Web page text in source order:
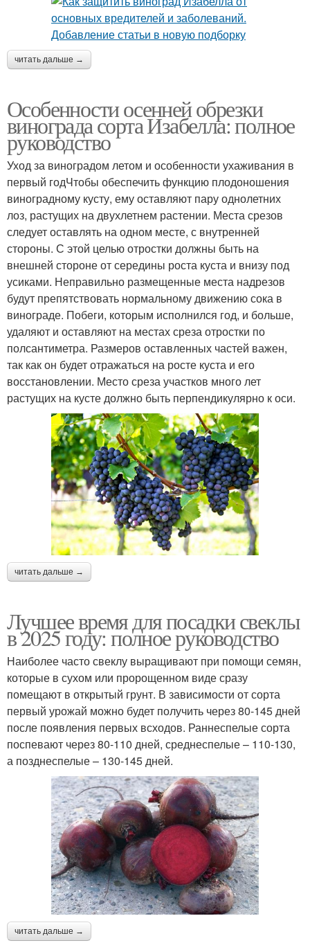
читать дальше →
Особенности осенней обрезки
винограда сорта Изабелла: полное
руководство
Уход за виноградом летом и особенности ухаживания в
первый годЧтобы обеспечить функцию плодоношения
виноградному кусту, ему оставляют пару однолетних
лоз, растущих на двухлетнем растении. Места срезов
следует оставлять на одном месте, с внутренней
стороны. С этой целью отростки должны быть на
внешней стороне от середины роста куста и внизу под
усиками. Неправильно размещенные места надрезов
будут препятствовать нормальному движению сока в
винограде. Побеги, которым исполнился год, и больше,
удаляют и оставляют на местах среза отростки по
полсантиметра. Размеров оставленных частей важен,
так как он будет отражаться на росте куста и его
восстановлении. Место среза участков много лет
растущих на кусте должно быть перпендикулярно к оси.
читать дальше →
Лучшее время для посадки свеклы
в 2025 году: полное руководство
Наиболее часто свеклу выращивают при помощи семян,
которые в сухом или пророщенном виде сразу
помещают в открытый грунт. В зависимости от сорта
первый урожай можно будет получить через 80-145 дней
после появления первых всходов. Раннеспелые сорта
поспевают через 80-110 дней, среднеспелые – 110-130,
а позднеспелые – 130-145 дней.
читать дальше →